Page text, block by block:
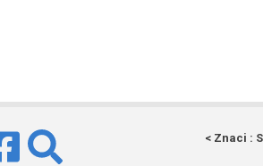
< Znaci :